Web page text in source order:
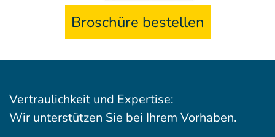
Broschüre bestellen
Vertraulichkeit und Expertise:
Wir unterstützen Sie bei Ihrem Vorhaben.